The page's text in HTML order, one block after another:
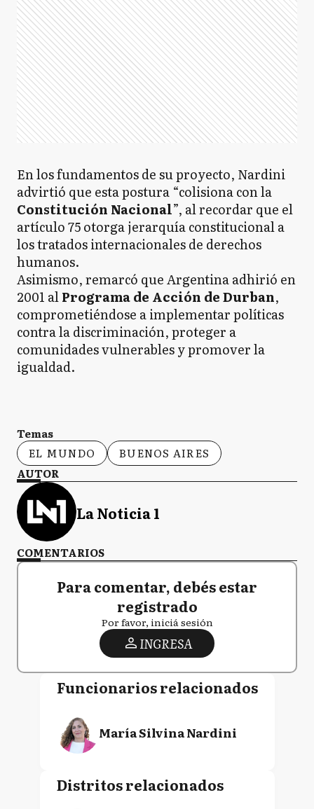
En los fundamentos de su proyecto, Nardini
advirtió que esta postura “colisiona con la
Constitución Nacional”, al recordar que el
artículo 75 otorga jerarquía constitucional a
los tratados internacionales de derechos
humanos.
Asimismo, remarcó que Argentina adhirió en
2001 alPrograma de Acción de Durban,
comprometiéndose a implementar políticas
contra la discriminación, proteger a
comunidades vulnerables y promover la
igualdad.
Temas
EL MUNDO
BUENOS AIRES
AUTOR
La Noticia 1
COMENTARIOS
Para comentar, debés estar
registrado
Por favor, iniciá sesión
INGRESA
Funcionarios relacionados
María Silvina Nardini
Distritos relacionados